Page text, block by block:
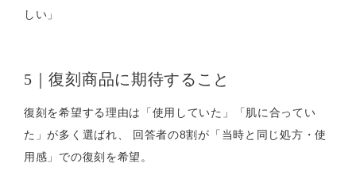
しい」
5｜復刻商品に期待すること
復刻を希望する理由は「使用していた」「肌に合ってい
た」が多く選ばれ、 回答者の8割が「当時と同じ処方・使
用感」での復刻を希望。